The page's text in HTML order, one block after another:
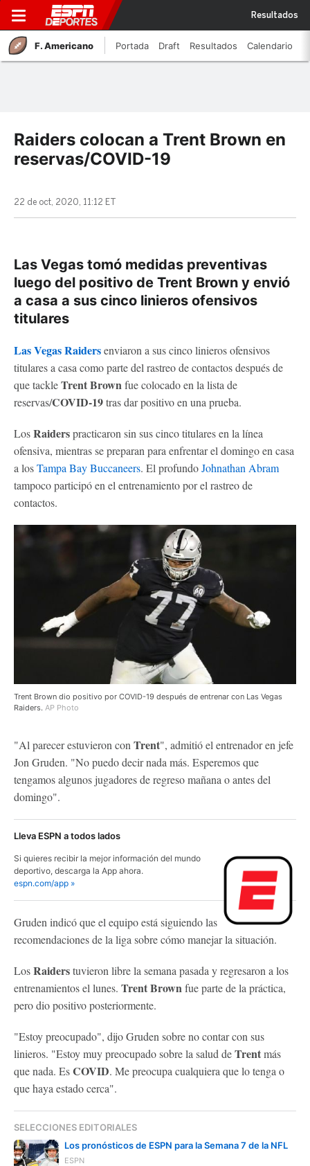
Resultados
F. Americano Portada Draft Resultados Calendario
Raiders colocan a Trent Brown en
reservas/COVID-19
22 de oct, 2020, 11:12 ET
Las Vegas tomó medidas preventivas
luego del positivo de Trent Brown y envió
a casa a sus cinco linieros ofensivos
titulares
Las Vegas Raidersenviaron a sus cinco linieros ofensivos
titulares a casa como parte del rastreo de contactos después de
que tackleTrent Brownfue colocado en la lista de
reservas/COVID-19tras dar positivo en una prueba.
LosRaiderspracticaron sin sus cinco titulares en la línea
ofensiva, mientras se preparan para enfrentar el domingo en casa
a losTampa Bay Buccaneers. El profundoJohnathan Abram
tampoco participó en el entrenamiento por el rastreo de
contactos.
Trent Brown dio positivo por COVID-19 después de entrenar con Las Vegas
Raiders. AP Photo
"Al parecer estuvieron con Trent", admitió el entrenador en jefe
Jon Gruden. "No puedo decir nada más. Esperemos que
tengamos algunos jugadores de regreso mañana o antes del
domingo".
Lleva ESPN a todos lados
Si quieres recibir la mejor información del mundo
deportivo, descarga la App ahora.
espn.com/app »
Gruden indicó que el equipo está siguiendo las
recomendaciones de la liga sobre cómo manejar la situación.
LosRaiderstuvieron libre la semana pasada y regresaron a los
entrenamientos el lunes. Trent Brownfue parte de la práctica,
pero dio positivo posteriormente.
"Estoy preocupado", dijo Gruden sobre no contar con sus
linieros. "Estoy muy preocupado sobre la salud deTrentmás
que nada. EsCOVID. Me preocupa cualquiera que lo tenga o
que haya estado cerca".
SELECCIONES EDITORIALES
Los pronósticos de ESPN para la Semana 7 de la NFL
ESPN